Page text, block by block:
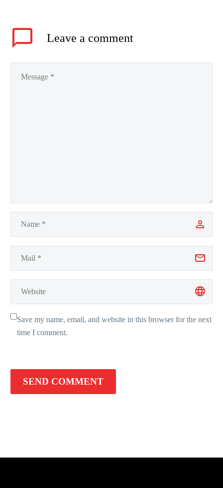
Leave a comment
Save my name, email, and website in this browser for the next
time I comment.
SEND COMMENT